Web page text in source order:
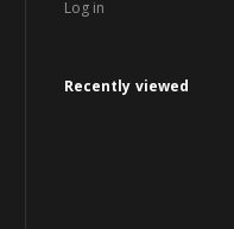
Log in
Recently viewed